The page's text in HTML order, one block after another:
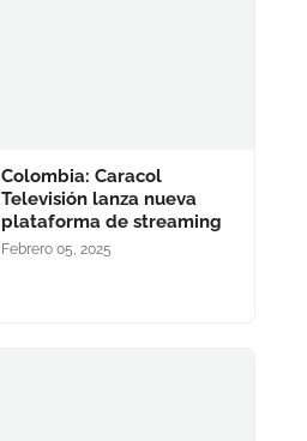
Colombia: Caracol
Televisión lanza nueva
plataforma de streaming
Febrero 05, 2025